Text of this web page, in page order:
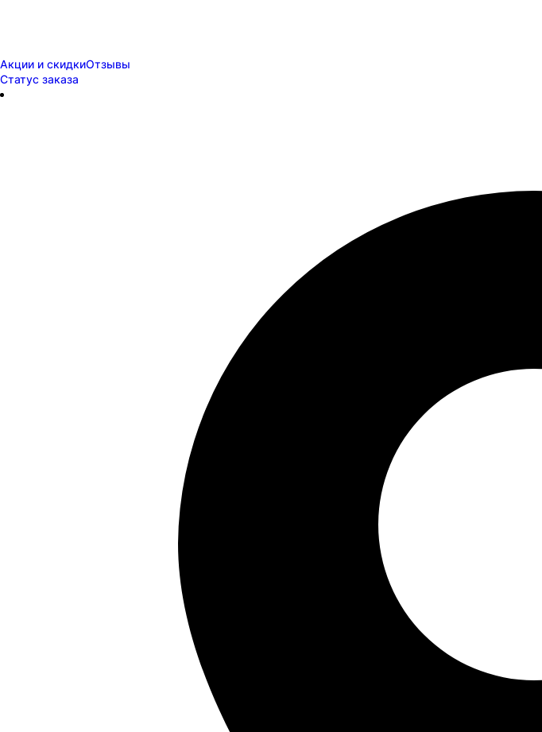
Акции и скидкиОтзывы
Статус заказа